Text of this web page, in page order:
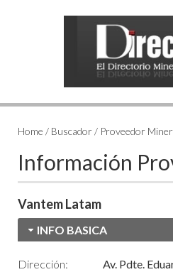
Home / Buscador / Proveedor
Información
Vantem Latam
INFO BASICA
Dirección:
Av. Pdte.